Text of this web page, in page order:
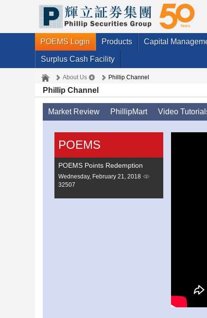
POEMS Login Products Capital
Surplus Cash Facility
About Us Phillip Channel
Phillip Channel
Market Review PhillipMart Video
POEMS
POEMS Points Redemption
Wednesday, February 21, 2018
32507